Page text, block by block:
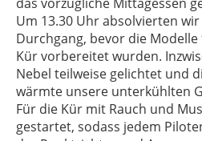
Um 13.30 Uhr absolvierten
Durchgang, bevor die
Kür vorbereitet wurden.
Nebel teilweise gelichtet und
wärmte unsere unterkühlten
Für die Kür mit Rauch und
gestartet, sodass jedem